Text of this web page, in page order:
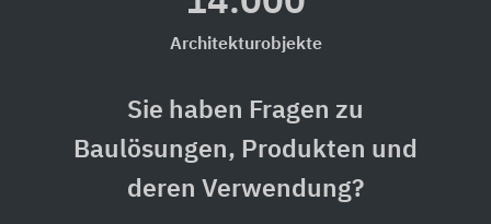
Architekturobjekte
Sie haben Fragen zu
Baulösungen, Produkten und
deren Verwendung?